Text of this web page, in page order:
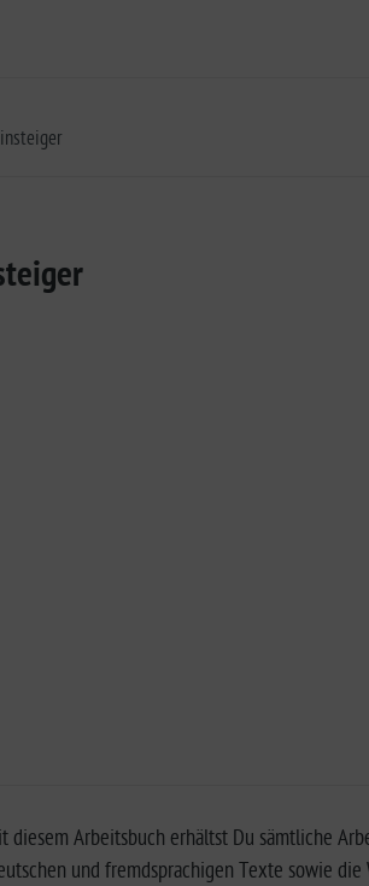
diesem Arbeitsbuch erhältst Du sämtliche
und fremdsprachigen Texte sowie